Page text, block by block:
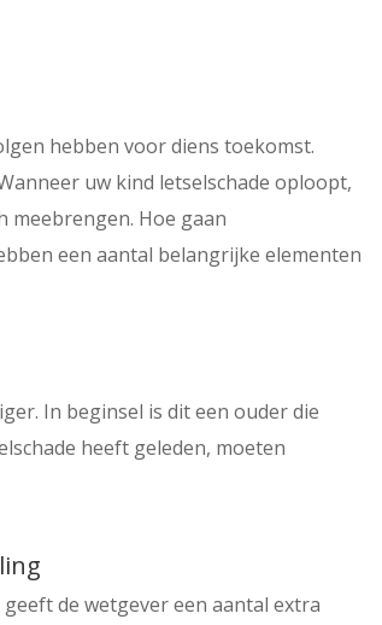
hebben voor diens toekomst.
uw kind letselschade oploopt,
meebrengen. Hoe gaan
een aantal belangrijke elementen
In beginsel is dit een ouder die
heeft geleden, moeten
de wetgever een aantal extra